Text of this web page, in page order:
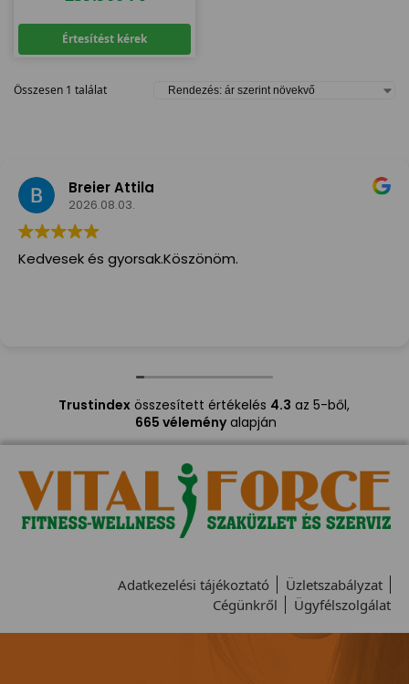
Értesítést kérek
Összesen 1 találat
Breier Attila
2026.08.03.
Kedvesek és gyorsak.Köszönöm.
Trustindexösszesített értékelés 4.3 az 5-ből,
665 véleményalapján
Adatkezelési tájékoztató
Üzletszabályzat
Cégünkről
Ügyfélszolgálat